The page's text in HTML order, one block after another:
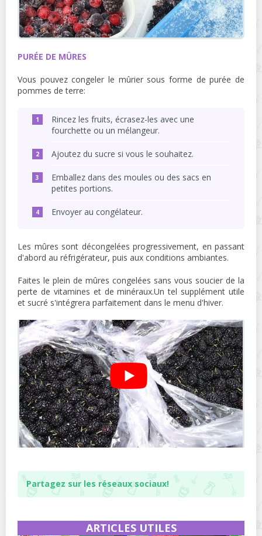
PURÉE DE MÛRES
Vous pouvez congeler le mûrier sous forme de purée de
pommes de terre:
Rincez les fruits, écrasez-les avec une
fourchette ou un mélangeur.
Ajoutez du sucre si vous le souhaitez.
Emballez dans des moules ou des sacs en
petites portions.
Envoyer au congélateur.
Les mûres sont décongelées progressivement, en passant
d'abord au réfrigérateur, puis aux conditions ambiantes.
Faites le plein de mûres congelées sans vous soucier de la
perte de vitamines et de minéraux.Un tel supplément utile
et sucré s'intégrera parfaitement dans le menu d'hiver.
Partagez sur les réseaux sociaux!
ARTICLES UTILES